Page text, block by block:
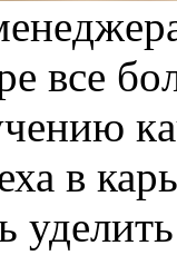
всe
в